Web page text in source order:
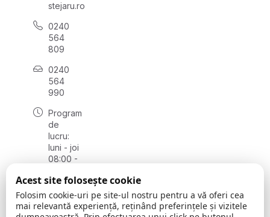
stejaru.ro
0240
564
809
0240
564
990
Program
de
lucru:
luni - joi
08:00 -
vineri
08:00 -
14:00
Acest site folosește cookie
Folosim cookie-uri pe site-ul nostru pentru a vă oferi cea
mai relevantă experiență, reținând preferințele și vizitele